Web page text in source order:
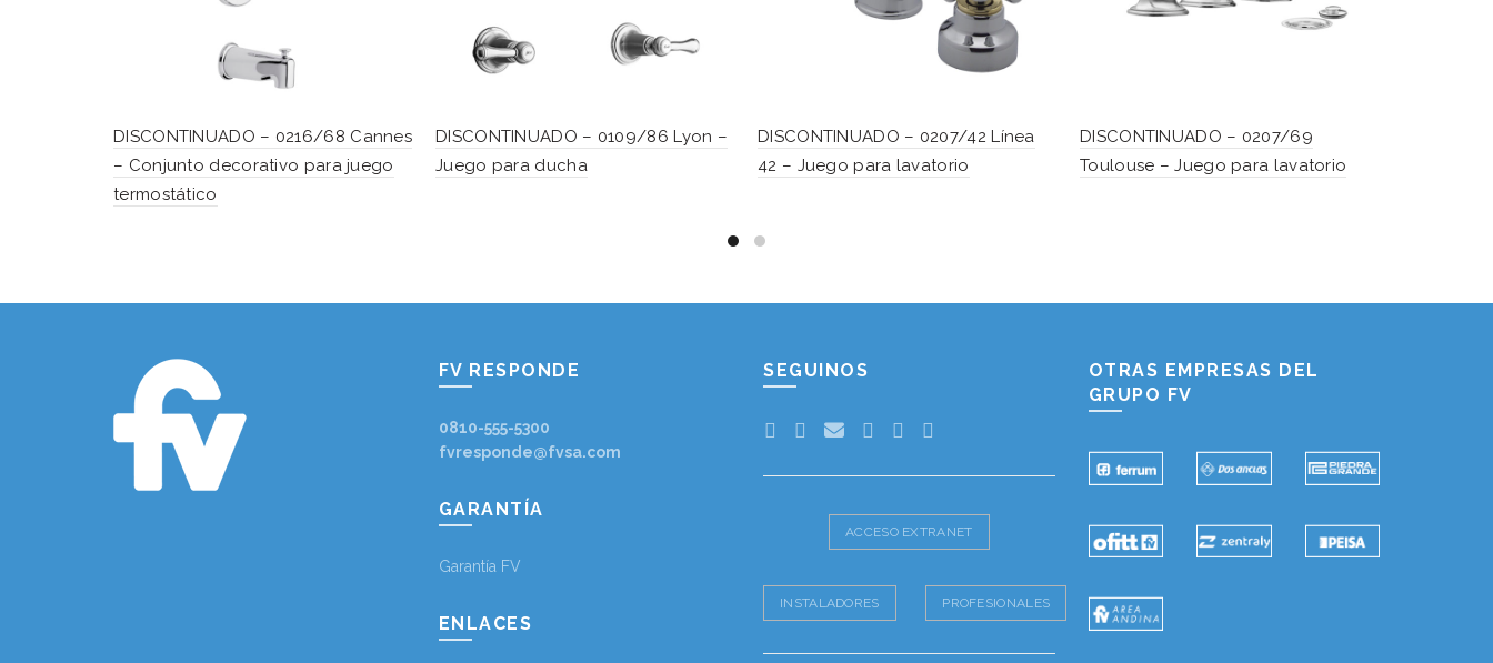
DISCONTINUADO – 0216/68 Cannes
– Conjunto decorativo para juego
termostático
DISCONTINUADO – 0109/86 Lyon –
Juego para ducha
DISCONTINUADO – 0207/42 Línea
42 – Juego para lavatorio
DISCONTINUADO – 0207/69
Toulouse – Juego para lavatorio
FV RESPONDE
0810-555-5300
fvresponde@fvsa.com
GARANTÍA
Garantía FV
ENLACES
SEGUINOS
ACCESO EXTRANET
INSTALADORES PROFESIONALES
OTRAS EMPRESAS DEL
GRUPO FV